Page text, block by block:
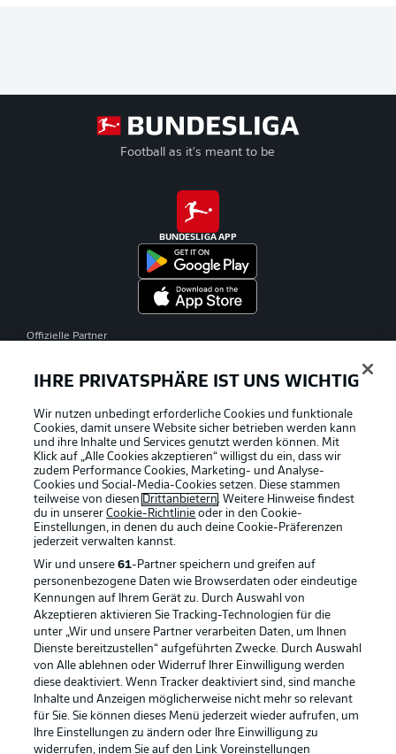
Football as it's meant to be
BUNDESLIGA APP
Offizielle Partner
Rechtliche Hinweise Voreinstellungen verwalten
Datenschutz Nutzungsbedingungen
Kontakt Jobs
Impressum Partner
IHRE PRIVATSPHÄRE IST UNS WICHTIG
Wir nutzen unbedingt erforderliche Cookies und funktionale
Cookies, damit unsere Website sicher betrieben werden kann
und ihre Inhalte und Services genutzt werden können. Mit
Klick auf „Alle Cookies akzeptieren“ willigst du ein, dass wir
zudem Performance Cookies, Marketing- und Analyse-
Cookies und Social-Media-Cookies setzen. Diese stammen
teilweise von diesen Drittanbietern. Weitere Hinweise findest
du in unsererCookie-Richtlinie oder in den Cookie-
Einstellungen, in denen du auch deine Cookie-Präferenzen
jederzeit verwalten kannst.
Wir und unsere61-Partner speichern und greifen auf
personenbezogene Daten wie Browserdaten oder eindeutige
Kennungen auf Ihrem Gerät zu. Durch Auswahl von
Akzeptieren aktivieren Sie Tracking-Technologien für die
unter „Wir und unsere Partner verarbeiten Daten, um Ihnen
Dienste bereitzustellen“ aufgeführten Zwecke. Durch Auswahl
von Alle ablehnen oder Widerruf Ihrer Einwilligung werden
diese deaktiviert. Wenn Tracker deaktiviert sind, sind manche
Inhalte und Anzeigen möglicherweise nicht mehr so relevant
für Sie. Sie können dieses Menü jederzeit wieder aufrufen, um
Ihre Einstellungen zu ändern oder Ihre Einwilligung zu
widerrufen, indem Sie auf den Link Voreinstellungen